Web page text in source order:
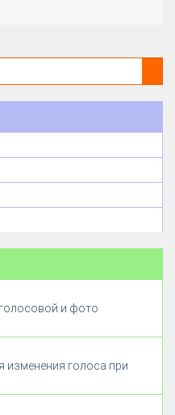
и фото
изменения голоса при